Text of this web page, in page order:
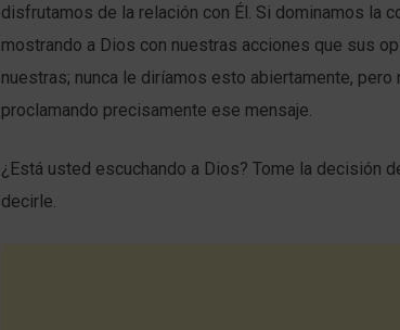
disfrutamos de la relación con Él. Si dominamos la
mostrando a Dios con nuestras acciones que sus
nuestras; nunca le diríamos esto abiertamente,
proclamando precisamente ese mensaje.
¿Está usted escuchando a Dios? Tome la decisión
decirle.